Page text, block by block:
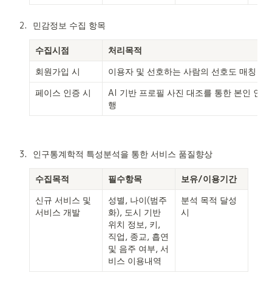
2. 민감정보 수집 항목
수집시점
처리목적
회원가입 시
이용자 및 선호하는 사람의 선호도 매칭
페이스 인증 시
AI 기반 프로필 사진 대조를 통한 본인 인
행
3. 인구통계학적 특성분석을 통한 서비스 품질향상
수집목적 필수항목
보유/이용기간
신규 서비스 및
서비스 개발
성별, 나이(범주
화), 도시 기반
위치 정보, 키,
직업, 종교, 흡연
및 음주 여부, 서
비스 이용내역
분석 목적 달성
시